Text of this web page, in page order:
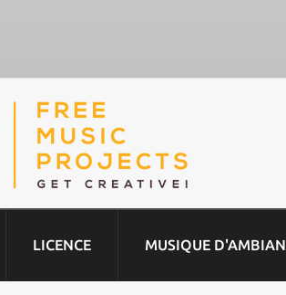
LICENCE MUSIQUE